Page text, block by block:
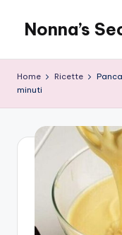
content
Nonna’s
Home Ricette
minuti